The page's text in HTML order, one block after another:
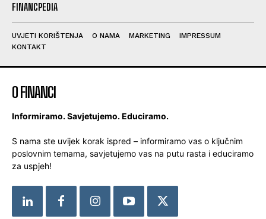
FINANCPEDIA
UVJETI KORIŠTENJA O NAMA MARKETING
IMPRESSUM
KONTAKT
O FINANCI
Informiramo. Savjetujemo. Educiramo.
S nama ste uvijek korak ispred – informiramo vas o ključnim
poslovnim temama, savjetujemo vas na putu rasta i educiramo
za uspjeh!